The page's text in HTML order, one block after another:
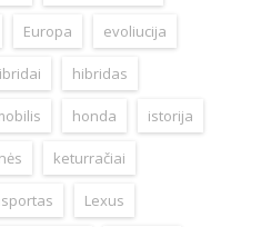
Europa evoliucija
hibridas
honda istorija
keturračiai
Lexus